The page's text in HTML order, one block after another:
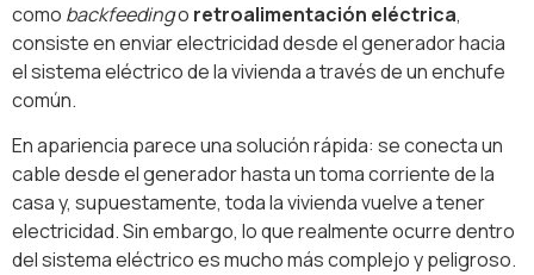
como backfeedingo retroalimentación eléctrica,
consiste en enviar electricidad desde el generador hacia
el sistema eléctrico de la vivienda a través de un enchufe
común.
En apariencia parece una solución rápida: se conecta un
cable desde el generador hasta un toma corriente de la
casa y, supuestamente, toda la vivienda vuelve a tener
electricidad. Sin embargo, lo que realmente ocurre dentro
del sistema eléctrico es mucho más complejo y peligroso.